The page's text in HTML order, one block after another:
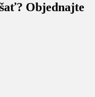
Objednajte